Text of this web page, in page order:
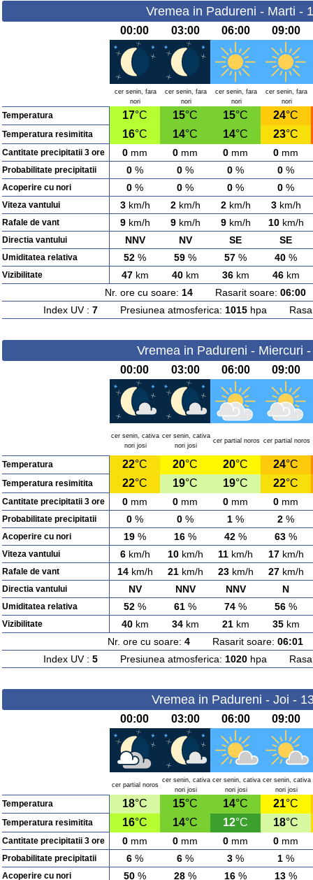
Vremea in Padureni - Marti -
00:00 03:00 06:00 09:00
cer senin, fara
nori
cer senin, fara
nori
cer senin, fara
nori
cer senin, fara
nori
Temperatura 17°C 15°C 15°C 24°C
Temperatura resimitita 16°C 14°C 14°C 23°C
Cantitate precipitatii 3 ore 0 mm 0 mm 0 mm 0 mm
Probabilitate precipitatii 0 % 0 % 0 % 0 %
Acoperire cu nori 0 % 0 % 0 % 0 %
Viteza vantului 3km/h 2km/h 2km/h 3km/h
Rafale de vant 9km/h 9km/h 9km/h 10km/h
Directia vantului NNV NV SE SE
Umiditatea relativa 52 % 59 % 57 % 40 %
Vizibilitate 47km 40km 36km 46km
Nr. ore cu soare: 14Rasarit soare: 06:00
Index UV : 7Presiunea atmosferica: 1015hpa
Vremea in Padureni - Miercuri
00:00 03:00 06:00 09:00
cer senin, cativa
nori josi
cer senin, cativa
nori josi
cer partial noros cer partial noros
Temperatura 22°C 20°C 20°C 24°C
Temperatura resimitita 22°C 19°C 19°C 22°C
Cantitate precipitatii 3 ore 0 mm 0 mm 0 mm 0 mm
Probabilitate precipitatii 0 % 0 % 1 % 2 %
Acoperire cu nori 19 % 16 % 42 % 63 %
Viteza vantului 6km/h 10km/h 11 km/h 17km/h
Rafale de vant 14km/h 21km/h 23km/h 27km/h
Directia vantului NV NNV NNV N
Umiditatea relativa 52 % 61 % 74 % 56 %
Vizibilitate 40km 34km 21km 35km
Nr. ore cu soare: 4Rasarit soare: 06:01
Index UV : 5Presiunea atmosferica: 1020hpa
Vremea in Padureni - Joi -
00:00 03:00 06:00 09:00
cer partial noros
cer senin, cativa
nori josi
cer senin, cativa
nori josi
cer senin, cativa
nori josi
Temperatura 18°C 15°C 14°C 21°C
Temperatura resimitita 16°C 14°C 12°C 18°C
Cantitate precipitatii 3 ore 0 mm 0 mm 0 mm 0 mm
Probabilitate precipitatii 6 % 6 % 3 % 1 %
Acoperire cu nori 50 % 28 % 16 % 13 %